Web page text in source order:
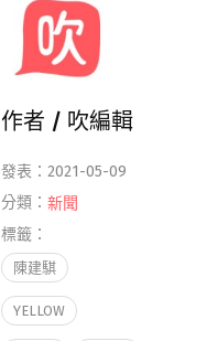
作者 / 吹編輯
發表：2021-05-09
分類： 新聞
標籤：
陳建騏
YELLOW